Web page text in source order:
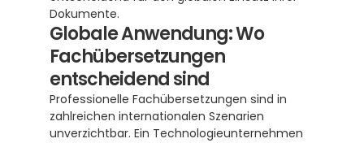
Dokumente.
Globale Anwendung: Wo
Fachübersetzungen
entscheidend sind
Professionelle Fachübersetzungen sind in
zahlreichen internationalen Szenarien
unverzichtbar. Ein Technologieunternehmen